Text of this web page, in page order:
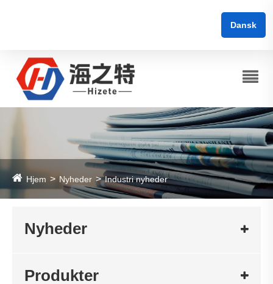
Dansk
Hjem Nyheder Industri nyheder
Nyheder
Produkter